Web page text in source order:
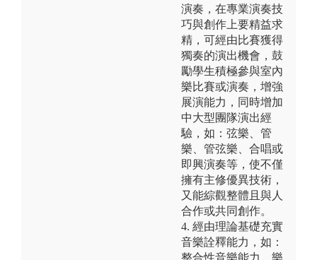
演奏，在專業演奏技
巧與創作上要精益求
精，可經由比賽獲得
獨奏的演出機會，鼓
勵學生積極參與室內
樂比賽或演奏，增強
展演能力，同時增加
中大型團隊演出經
驗，如：弦樂、管
樂、管弦樂、合唱或
即興演奏等，使不僅
擁有主修優異技術，
又能綜觀整體且與人
合作或共同創作。
4. 經由理論基礎充實
音樂詮釋能力，如：
整合性音樂能力、樂